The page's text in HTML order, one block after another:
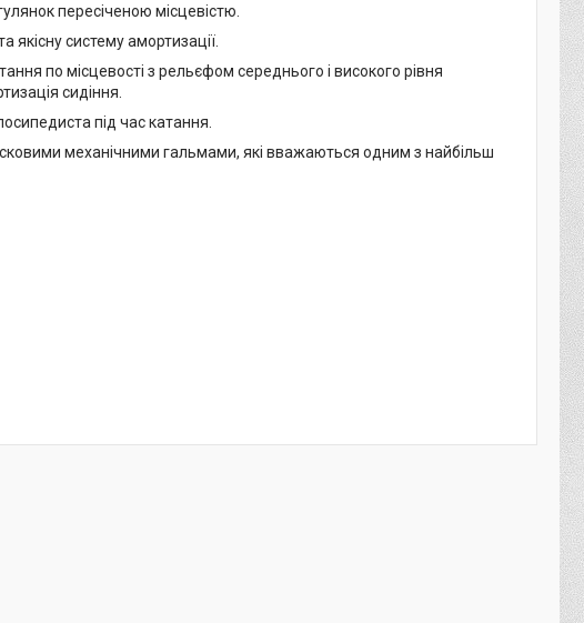
пересіченою місцевістю.
якісну систему амортизації.
по місцевості з рельєфом середнього і високого рівня
сидіння.
під час катання.
механічними гальмами, які вважаються одним з найбільш